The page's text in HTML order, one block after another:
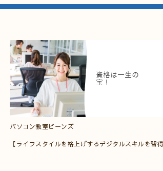
パソコン教室ビーンズ
【ライフスタイルを格上げするデジタルスキルを習得